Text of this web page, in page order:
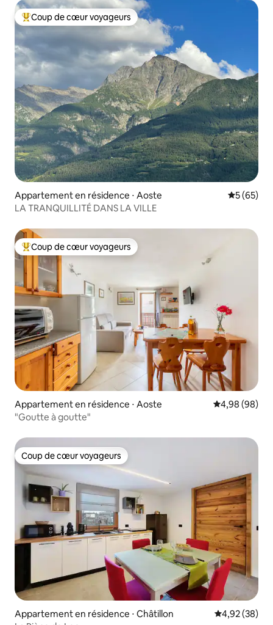
Coups de cœur voyageurs les plus appréciés
Coup de cœur voyageurs
Appartement en résidence ⋅ Aoste
5 (65)
LA TRANQUILLITÉ DANS LA VILLE
Coups de cœur voyageurs les plus appréciés
Coup de cœur voyageurs
Appartement en résidence ⋅ Aoste Évaluation
4,98 (98)
"Goutte à goutte"
Coup de cœur voyageurs
Coup de cœur voyageurs
Appartement en résidence ⋅ Châtillon Évaluation
4,92 (38)